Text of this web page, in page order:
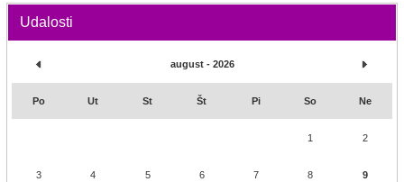
Udalosti
august - 2026
Po Ut St Št Pi So Ne
1 2
3 4 5 6 7 8 9